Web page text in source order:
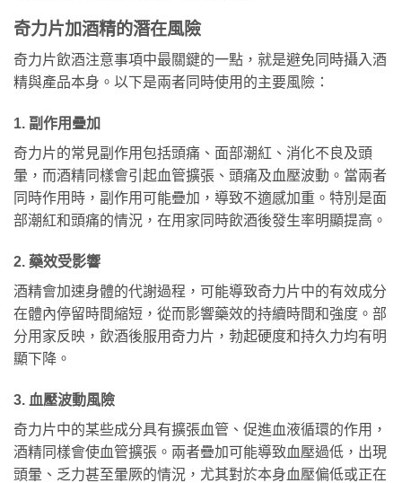
奇力片加酒精的潛在風險
奇力片飲酒注意事項中最關鍵的一點，就是避免同時攝入酒
精與產品本身。以下是兩者同時使用的主要風險：
1. 副作用疊加
奇力片的常見副作用包括頭痛、面部潮紅、消化不良及頭
暈，而酒精同樣會引起血管擴張、頭痛及血壓波動。當兩者
同時作用時，副作用可能疊加，導致不適感加重。特別是面
部潮紅和頭痛的情況，在用家同時飲酒後發生率明顯提高。
2. 藥效受影響
酒精會加速身體的代謝過程，可能導致奇力片中的有效成分
在體內停留時間縮短，從而影響藥效的持續時間和強度。部
分用家反映，飲酒後服用奇力片，勃起硬度和持久力均有明
顯下降。
3. 血壓波動風險
奇力片中的某些成分具有擴張血管、促進血液循環的作用，
酒精同樣會使血管擴張。兩者疊加可能導致血壓過低，出現
頭暈、乏力甚至暈厥的情況，尤其對於本身血壓偏低或正在